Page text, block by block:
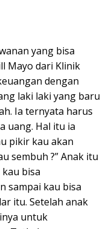
yang bisa
Mayo dari Klinik
dengan
laki laki yang baru
Ia ternyata harus
uang. Hal itu ia
pikir kau akan
sembuh ?” Anak itu
bisa
sampai kau bisa
itu. Setelah anak
untuk